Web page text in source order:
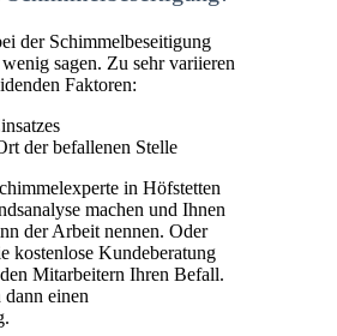
der Schimmelbeseitigung
sagen. Zu sehr variieren
Faktoren:
der befallenen Stelle
in Höfstetten
machen und Ihnen
der Arbeit nennen. Oder
kostenlose Kundeberatung
Mitarbeitern Ihren Befall.
einen